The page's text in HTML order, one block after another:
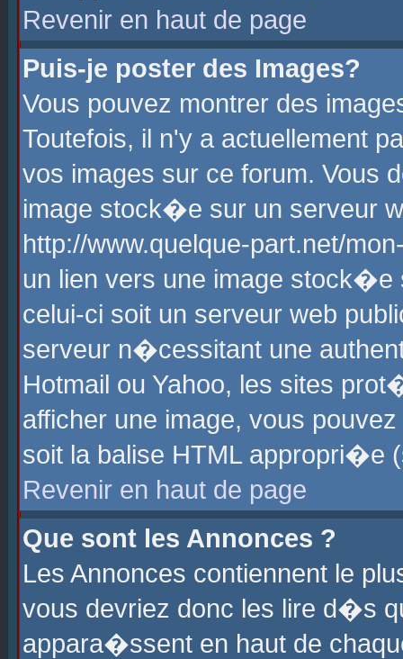
Revenir en haut de page
Puis-je poster des Images?
Vous pouvez montrer des
Toutefois, il n'y a actuellement
vos images sur ce forum. Vous
image stock�e sur un serveur
http://www.quelque-part.net/
un lien vers une image
celui-ci soit un serveur web
serveur n�cessitant une
Hotmail ou Yahoo, les sites
afficher une image, vous
soit la balise HTML
Revenir en haut de page
Que sont les Annonces ?
Les Annonces contiennent le
vous devriez donc les lire d�s
appara�ssent en haut de